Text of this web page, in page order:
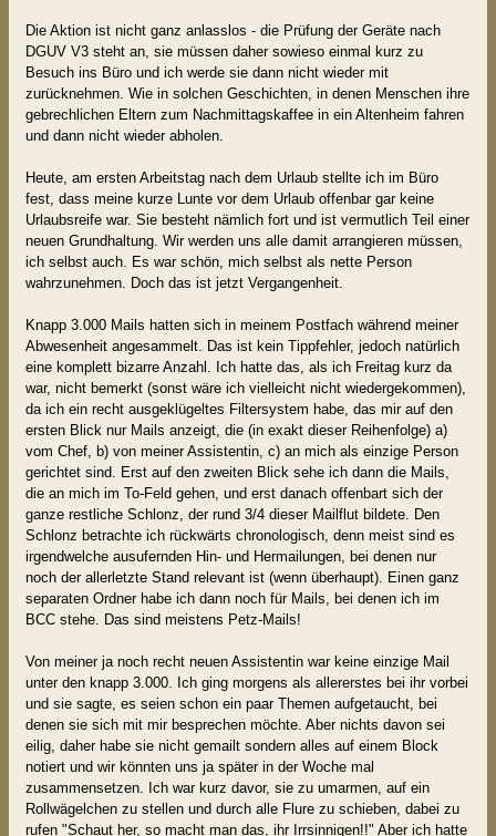
Die Aktion ist nicht ganz anlasslos - die Prüfung der Geräte nach
DGUV V3 steht an, sie müssen daher sowieso einmal kurz zu
Besuch ins Büro und ich werde sie dann nicht wieder mit
zurücknehmen. Wie in solchen Geschichten, in denen Menschen ihre
gebrechlichen Eltern zum Nachmittagskaffee in ein Altenheim fahren
und dann nicht wieder abholen.
Heute, am ersten Arbeitstag nach dem Urlaub stellte ich im Büro
fest, dass meine kurze Lunte vor dem Urlaub offenbar gar keine
Urlaubsreife war. Sie besteht nämlich fort und ist vermutlich Teil einer
neuen Grundhaltung. Wir werden uns alle damit arrangieren müssen,
ich selbst auch. Es war schön, mich selbst als nette Person
wahrzunehmen. Doch das ist jetzt Vergangenheit.
Knapp 3.000 Mails hatten sich in meinem Postfach während meiner
Abwesenheit angesammelt. Das ist kein Tippfehler, jedoch natürlich
eine komplett bizarre Anzahl. Ich hatte das, als ich Freitag kurz da
war, nicht bemerkt (sonst wäre ich vielleicht nicht wiedergekommen),
da ich ein recht ausgeklügeltes Filtersystem habe, das mir auf den
ersten Blick nur Mails anzeigt, die (in exakt dieser Reihenfolge) a)
vom Chef, b) von meiner Assistentin, c) an mich als einzige Person
gerichtet sind. Erst auf den zweiten Blick sehe ich dann die Mails,
die an mich im To-Feld gehen, und erst danach offenbart sich der
ganze restliche Schlonz, der rund 3/4 dieser Mailflut bildete. Den
Schlonz betrachte ich rückwärts chronologisch, denn meist sind es
irgendwelche ausufernden Hin- und Hermailungen, bei denen nur
noch der allerletzte Stand relevant ist (wenn überhaupt). Einen ganz
separaten Ordner habe ich dann noch für Mails, bei denen ich im
BCC stehe. Das sind meistens Petz-Mails!
Von meiner ja noch recht neuen Assistentin war keine einzige Mail
unter den knapp 3.000. Ich ging morgens als allererstes bei ihr vorbei
und sie sagte, es seien schon ein paar Themen aufgetaucht, bei
denen sie sich mit mir besprechen möchte. Aber nichts davon sei
eilig, daher habe sie nicht gemailt sondern alles auf einem Block
notiert und wir könnten uns ja später in der Woche mal
zusammensetzen. Ich war kurz davor, sie zu umarmen, auf ein
Rollwägelchen zu stellen und durch alle Flure zu schieben, dabei zu
rufen "Schaut her, so macht man das, ihr Irrsinnigen!!" Aber ich hatte